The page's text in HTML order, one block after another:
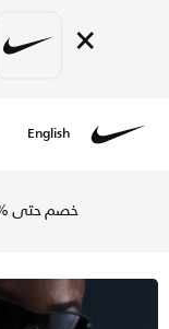
×
English
خصم حتى %50 على تصاميم